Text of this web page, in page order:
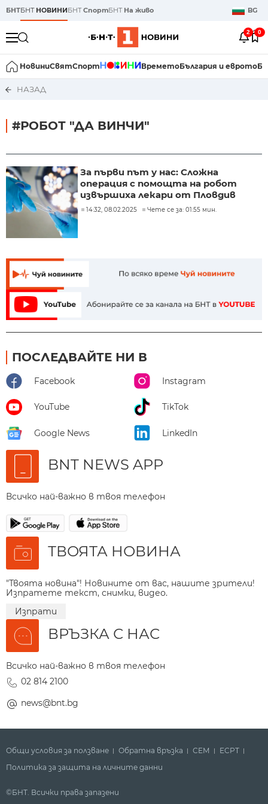
БНТБНТ НОВИНИБНТСпортБНТ На живо BG
2 0
НовиниСвятСпорт ВреметоБългария и еврото
НАЗАД
#РОБОТ "ДА ВИНЧИ"
За първи път у нас: Сложна
операция с помощта на робот
извършиха лекари от Пловдив
14:32, 08.02.2025 Чете се за: 01:55 мин.
ПОСЛЕДВАЙТЕ НИ В
Facebook Instagram
YouTube TikTok
Google News LinkedIn
BNT NEWS APP
Всичко най-важно в твоя телефон
ТВОЯТА НОВИНА
"Твоята новина"! Новините от вас, нашите зрители!
Изпратете текст, снимки, видео.
Изпрати
ВРЪЗКА С НАС
Всичко най-важно в твоя телефон
02 814 2100
news@bnt.bg
Общи условия за ползване Обратна връзка СЕМ
ECPT
Политика за защита на личните данни
©БНТ. Всички права запазени